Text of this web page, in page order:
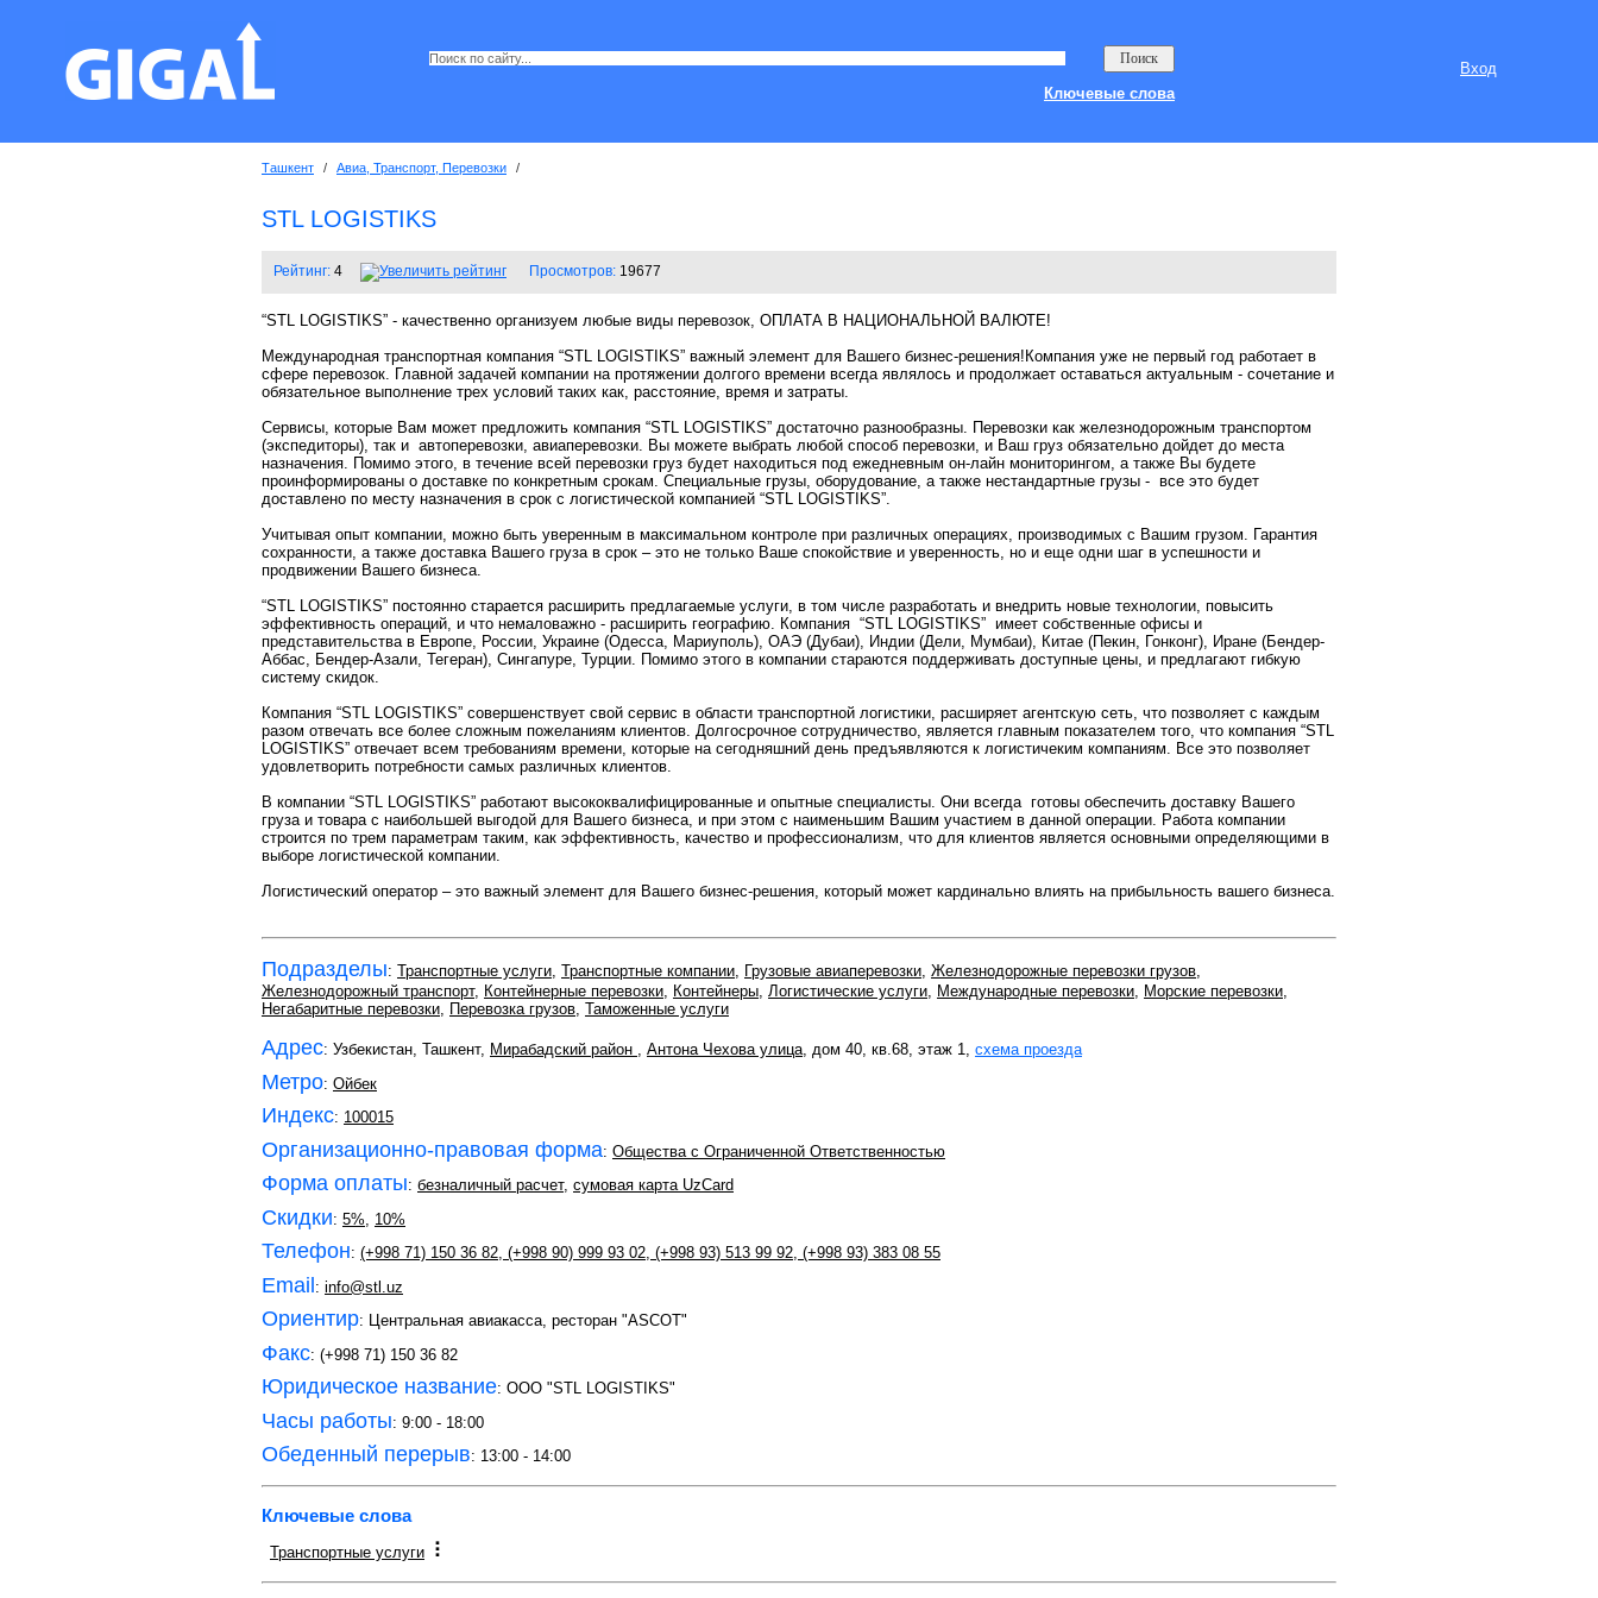
Вход
Ключевые слова
Ташкент / Авиа, Транспорт, Перевозки /
STL LOGISTIKS
Рейтинг: 4 Просмотров: 19677
“STL LOGISTIKS” - качественно организуем любые виды перевозок, ОПЛАТА В НАЦИОНАЛЬНОЙ ВАЛЮТЕ!
Международная транспортная компания “STL LOGISTIKS” важный элемент для Вашего бизнес-решения!Компания уже не первый год работает в
сфере перевозок. Главной задачей компании на протяжении долгого времени всегда являлось и продолжает оставаться актуальным - сочетание и
обязательное выполнение трех условий таких как, расстояние, время и затраты.
Сервисы, которые Вам может предложить компания “STL LOGISTIKS” достаточно разнообразны. Перевозки как железнодорожным транспортом
(экспедиторы), так и автоперевозки, авиаперевозки. Вы можете выбрать любой способ перевозки, и Ваш груз обязательно дойдет до места
назначения. Помимо этого, в течение всей перевозки груз будет находиться под ежедневным он-лайн мониторингом, а также Вы будете
проинформированы о доставке по конкретным срокам. Специальные грузы, оборудование, а также нестандартные грузы - все это будет
доставлено по месту назначения в срок с логистической компанией “STL LOGISTIKS”.
Учитывая опыт компании, можно быть уверенным в максимальном контроле при различных операциях, производимых с Вашим грузом. Гарантия
сохранности, а также доставка Вашего груза в срок – это не только Ваше спокойствие и уверенность, но и еще одни шаг в успешности и
продвижении Вашего бизнеса.
“STL LOGISTIKS” постоянно старается расширить предлагаемые услуги, в том числе разработать и внедрить новые технологии, повысить
эффективность операций, и что немаловажно - расширить географию. Компания “STL LOGISTIKS” имеет собственные офисы и
представительства в Европе, России, Украине (Одесса, Мариуполь), ОАЭ (Дубаи), Индии (Дели, Мумбаи), Китае (Пекин, Гонконг), Иране (Бендер-
Аббас, Бендер-Азали, Тегеран), Сингапуре, Турции. Помимо этого в компании стараются поддерживать доступные цены, и предлагают гибкую
систему скидок.
Компания “STL LOGISTIKS” совершенствует свой сервис в области транспортной логистики, расширяет агентскую сеть, что позволяет с каждым
разом отвечать все более сложным пожеланиям клиентов. Долгосрочное сотрудничество, является главным показателем того, что компания “STL
LOGISTIKS” отвечает всем требованиям времени, которые на сегодняшний день предъявляются к логистичеким компаниям. Все это позволяет
удовлетворить потребности самых различных клиентов.
В компании “STL LOGISTIKS” работают высококвалифицированные и опытные специалисты. Они всегда готовы обеспечить доставку Вашего
груза и товара с наибольшей выгодой для Вашего бизнеса, и при этом с наименьшим Вашим участием в данной операции. Работа компании
строится по трем параметрам таким, как эффективность, качество и профессионализм, что для клиентов является основными определяющими в
выборе логистической компании.
Логистический оператор – это важный элемент для Вашего бизнес-решения, который может кардинально влиять на прибыльность вашего бизнеса.
Подразделы: Транспортные услуги, Транспортные компании, Грузовые авиаперевозки, Железнодорожные перевозки грузов,
Железнодорожный транспорт, Контейнерные перевозки, Контейнеры, Логистические услуги, Международные перевозки, Морские перевозки,
Негабаритные перевозки, Перевозка грузов, Таможенные услуги
Адрес: Узбекистан, Ташкент, Мирабадский район , Антона Чехова улица, дом 40, кв.68, этаж 1, схема проезда
Метро: Ойбек
Индекс: 100015
Организационно-правовая форма: Общества с Ограниченной Ответственностью
Форма оплаты: безналичный расчет, сумовая карта UzCard
Скидки: 5% 10%
Телефон: (+998 71) 150 36 82, (+998 90) 999 93 02, (+998 93) 513 99 92, (+998 93) 383 08 55
Email: info@stl.uz
Ориентир: Центральная авиакасса, ресторан "ASCOT"
Факс: (+998 71) 150 36 82
Юридическое название: OOO "STL LOGISTIKS"
Часы работы: 9:00 - 18:00
Обеденный перерыв: 13:00 - 14:00
Ключевые слова
Транспортные услуги